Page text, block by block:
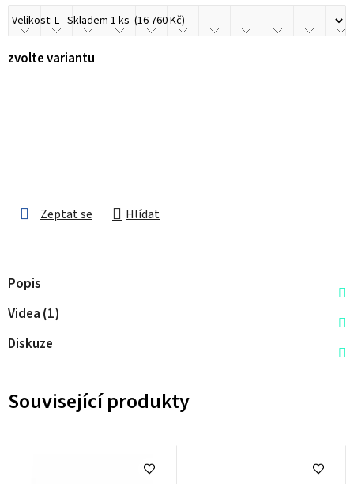
zvolte variantu
Zeptat se Hlídat
Popis
Videa (1)
Diskuze
Související produkty